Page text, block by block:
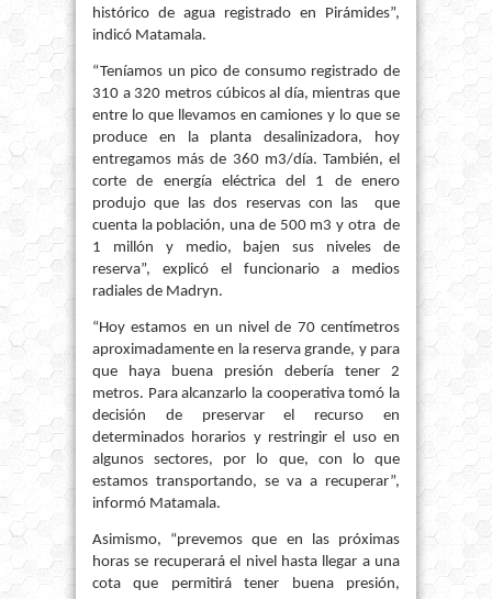
histórico de agua registrado en Pirámides”,
indicó Matamala.
“Teníamos un pico de consumo registrado de
310 a 320 metros cúbicos al día, mientras que
entre lo que llevamos en camiones y lo que se
produce en la planta desalinizadora, hoy
entregamos más de 360 m3/día. También, el
corte de energía eléctrica del 1 de enero
produjo que las dos reservas con las
que
cuenta la población, una de 500 m3 y otra de
1 millón y medio, bajen sus niveles de
reserva”, explicó el funcionario a medios
radiales de Madryn.
“Hoy estamos en un nivel de 70 centímetros
aproximadamente en la reserva grande, y para
que haya buena presión debería tener 2
metros. Para alcanzarlo la cooperativa tomó la
decisión de preservar el recurso en
determinados horarios y restringir el uso en
algunos sectores, por lo que, con lo que
estamos transportando, se va a recuperar”,
informó Matamala.
Asimismo, “prevemos que en las próximas
horas se recuperará el nivel hasta llegar a una
cota que permitirá tener buena presión,